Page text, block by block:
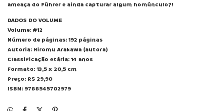
ameaça do Führer e ainda capturar algum homúnculo?!
DADOS DO VOLUME
Volume: #12
Número de páginas: 192 páginas
Autoria: Hiromu Arakawa (autora)
Classificação etária: 14 anos
Formato: 13,5 x 20,5 cm
Preço: R$ 29,90
ISBN: 9788545702979